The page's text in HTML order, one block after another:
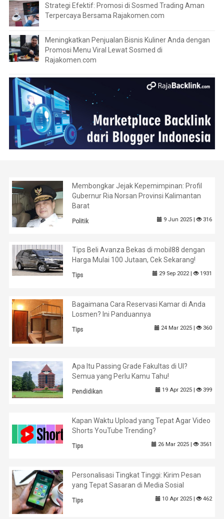
Strategi Efektif: Promosi di Sosmed Trading Aman
Terpercaya Bersama Rajakomen.com
Meningkatkan Penjualan Bisnis Kuliner Anda dengan
Promosi Menu Viral Lewat Sosmed di
Rajakomen.com
Membongkar Jejak Kepemimpinan: Profil
Gubernur Ria Norsan Provinsi Kalimantan
Barat
Politik 9 Jun 2025 | 316
Tips Beli Avanza Bekas di mobil88 dengan
Harga Mulai 100 Jutaan, Cek Sekarang!
Tips 29 Sep 2022 | 1931
Bagaimana Cara Reservasi Kamar di Anda
Losmen? Ini Panduannya
Tips 24 Mar 2025 | 360
Apa Itu Passing Grade Fakultas di UI?
Semua yang Perlu Kamu Tahu!
Pendidikan 19 Apr 2025 | 399
Kapan Waktu Upload yang Tepat Agar Video
Shorts YouTube Trending?
Tips 26 Mar 2025 | 3561
Personalisasi Tingkat Tinggi: Kirim Pesan
yang Tepat Sasaran di Media Sosial
Tips 10 Apr 2025 | 462